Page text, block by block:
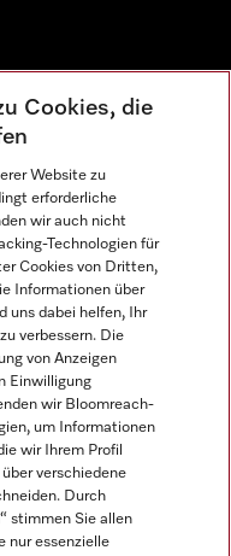
LinkedIn
Cookies, die
Website zu
erforderliche
wir auch nicht
Technologien für
Cookies von Dritten,
Informationen über
uns dabei helfen, Ihr
verbessern. Die
von Anzeigen
Einwilligung
wir Bloomreach-
um Informationen
wir Ihrem Profil
verschiedene
Durch
stimmen Sie allen
nur essenzielle